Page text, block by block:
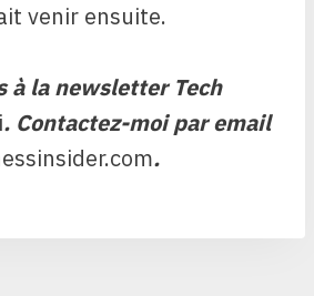
venir ensuite.
à la newsletter Tech
. Contactez-moi par email
.